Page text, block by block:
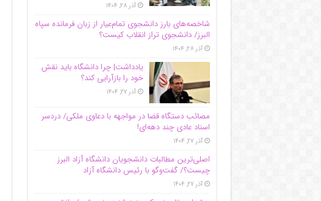
آذر ۲۸, ۱۴۰۴
شاخصه‌های بارز دانشجوی تمام‌عیار از زبان فرمانده سپاه
البرز/ دانشجوی تراز انقلاب کیست؟
آذر ۲۸, ۱۴۰۴
یادداشت| چرا دانشگاه باید نقش
خود را بازآرایی کند؟
آذر ۲۷, ۱۴۰۴
مصائب دستگاه قضا در مواجهه با دعاوی ملکی/ دردسر
اسناد عادی چند‌ دهه‌ای!
آذر ۲۷, ۱۴۰۴
اصلی‌ترین مطالبات دانشجویان دانشگاه آزاد البرز
چیست؟/ گفت‌وگو با رئیس دانشگاه آز‌اد
آذر ۲۷, ۱۴۰۴